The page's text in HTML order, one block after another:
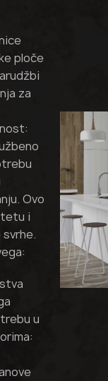
ploče
za
Ovo
i
u